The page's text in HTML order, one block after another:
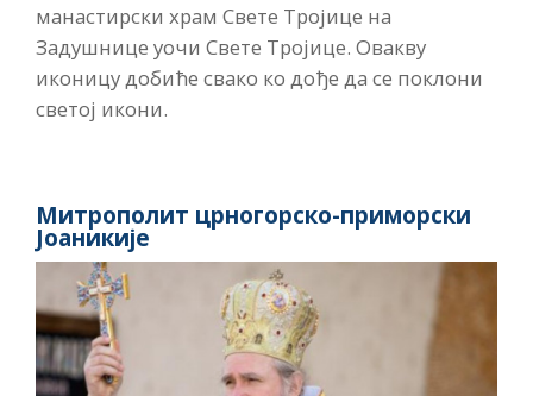
манастирски храм Свете Тројице на
Задушнице уочи Свете Тројице. Овакву
иконицу добиће свако ко дође да се поклони
светој икони.
Митрополит црногорско-приморски
Јоаникије